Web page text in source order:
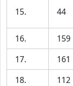
15. 44
16. 159
17.
161
18.
112